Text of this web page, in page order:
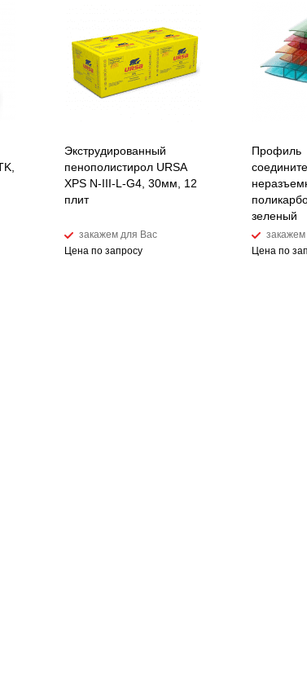
Экструдированный
пенополистирол URSA
XPS N-III-L-G4, 30мм, 12
плит
закажем для Вас
Цена по запросу
Профиль
зеленый
Цена по